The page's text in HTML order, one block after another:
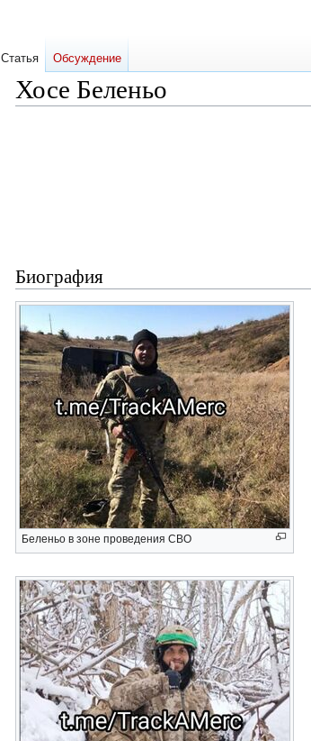
Хосе Беленьо
Биография
Беленьо в зоне проведения СВО
Статья Обсуждение